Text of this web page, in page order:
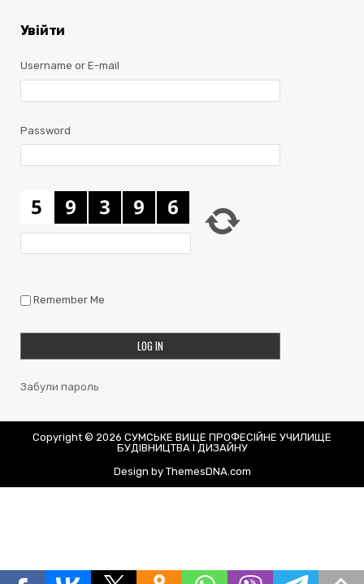
Увійти
Username or E-mail
Password
Remember Me
Забули пароль
Copyright © 2026 СУМСЬКЕ ВИЩЕ ПРОФЕСІЙНЕ УЧИЛИЩЕ
БУДІВНИЦТВА І ДИЗАЙНУ
Design by ThemesDNA.com